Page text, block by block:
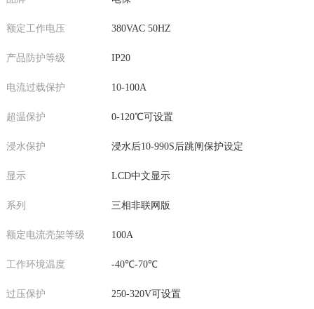
额定工作电压 380VAC 50HZ
产品防护等级 IP20
电流过载保护 10-100A
超温保护 0-120℃可设置
浸水保护 浸水后10-990S后跳闸保护设定
显示 LCD中文显示
系列 三相非联网版
额定电流壳架等级 100A
工作环境温度 -40℃-70℃
过压保护 250-320V可设置